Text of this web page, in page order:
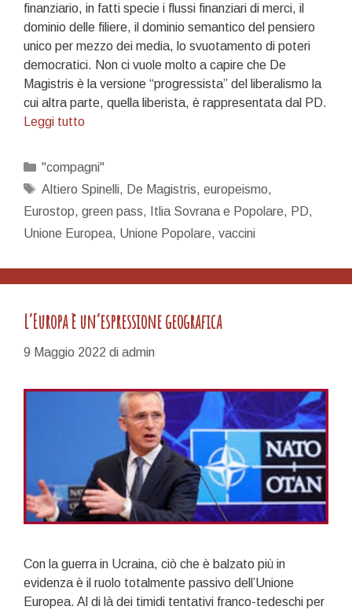
finanziario, in fatti specie i flussi finanziari di merci, il
dominio delle filiere, il dominio semantico del pensiero
unico per mezzo dei media, lo svuotamento di poteri
democratici. Non ci vuole molto a capire che De
Magistris è la versione “progressista” del liberalismo la
cui altra parte, quella liberista, è rappresentata dal PD.
Leggi tuttoVogliamo
politica?
Parliamone.
Categorie
"compagni"
Tag
Altiero Spinelli, De Magistris, europeismo,
Eurostop, green pass, Itlia Sovrana e Popolare, PD,
Unione Europea, Unione Popolare, vaccini
L’Europa è un’espressione geografica
9 Maggio 2022 di admin
Con la guerra in Ucraina, ciò che è balzato più in
evidenza è il ruolo totalmente passivo dell’Unione
Europea. Al di là dei timidi tentativi franco-tedeschi per